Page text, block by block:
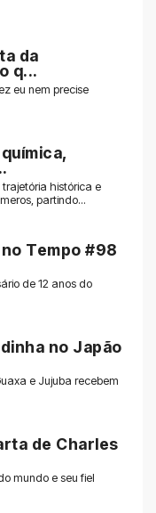
da
q...
eu nem precise
histórica e
partindo...
Tempo #98
de 12 anos do
no Japão
e Jujuba recebem
de Charles
mundo e seu fiel